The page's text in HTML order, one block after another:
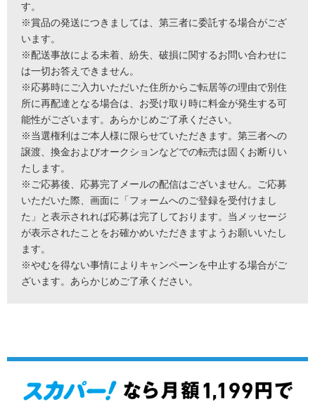
す。
※賞品の発送につきましては、第三者に委託する場合がござ
います。
※配送事故による未着、紛失、破損に関するお問い合わせに
は一切お答えできません。
※応募時にご入力いただいた住所からご転居等の理由で別住
所に再配達となる場合は、お受け取り時に料金が発生する可
能性がございます。あらかじめご了承ください。
※当選権利はご本人様に限らせていただきます。第三者への
譲渡、換金およびオークションなどでの転売は固くお断りい
たします。
※ご応募後、応募完了メールの配信はございません。ご応募
いただいた際、画面に「フォームへのご登録を受付けまし
た」と表示されれば応募は完了しております。当メッセージ
が表示されたことをお確かめいただきますようお願いいたし
ます。
※やむを得ない事情によりキャンペーンを中止する場合がご
ざいます。あらかじめご了承ください。